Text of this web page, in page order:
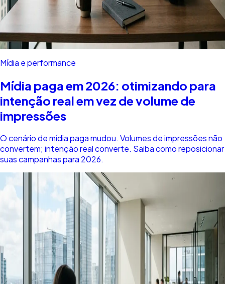
Mídia e performance
Mídia paga em 2026: otimizando para
intenção real em vez de volume de
impressões
O cenário de mídia paga mudou. Volumes de impressões não
convertem; intenção real converte. Saiba como reposicionar
suas campanhas para 2026.